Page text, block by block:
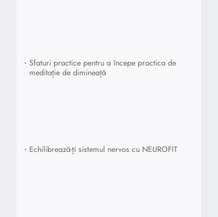
• Sfaturi practice pentru a începe practica de
meditație de dimineață
• Echilibrează-ți sistemul nervos cu NEUROFIT